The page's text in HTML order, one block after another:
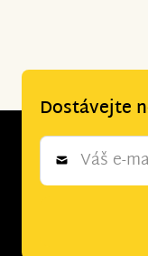
Dostávejte
Newsletter